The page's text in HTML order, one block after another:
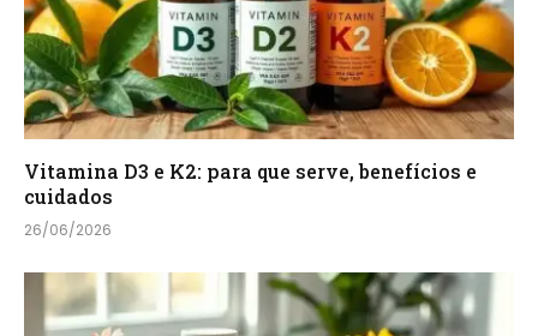
Vitamina D3 e K2: para que serve, benefícios e
cuidados
26/06/2026